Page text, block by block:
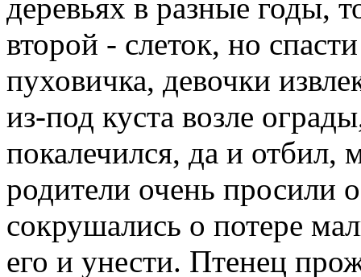
деревьях в разные годы,
второй - слеток, но
пуховичка, девочки
из-под куста возле
покалечился, да и отбил,
родители очень просили
сокрушались о потере
его и унести. Птенец